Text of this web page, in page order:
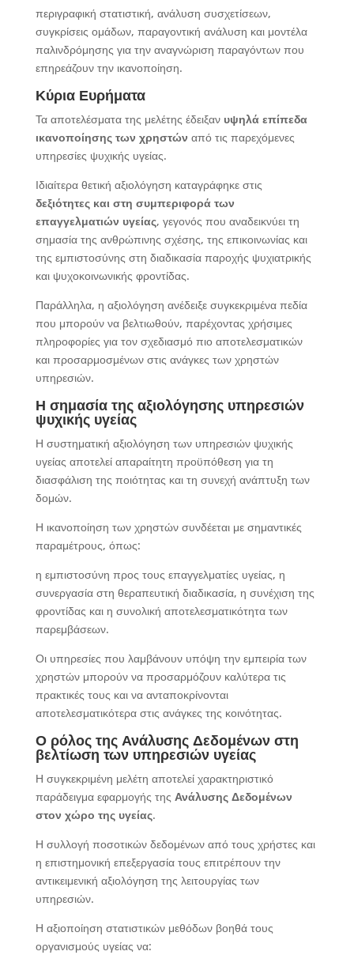
περιγραφική στατιστική, ανάλυση συσχετίσεων,
συγκρίσεις ομάδων, παραγοντική ανάλυση και μοντέλα
παλινδρόμησης για την αναγνώριση παραγόντων που
επηρεάζουν την ικανοποίηση.
Κύρια Ευρήματα
Τα αποτελέσματα της μελέτης έδειξαν υψηλά επίπεδα
ικανοποίησης των χρηστών από τις παρεχόμενες
υπηρεσίες ψυχικής υγείας.
Ιδιαίτερα θετική αξιολόγηση καταγράφηκε στις
δεξιότητες και στη συμπεριφορά των
επαγγελματιών υγείας, γεγονός που αναδεικνύει τη
σημασία της ανθρώπινης σχέσης, της επικοινωνίας και
της εμπιστοσύνης στη διαδικασία παροχής ψυχιατρικής
και ψυχοκοινωνικής φροντίδας.
Παράλληλα, η αξιολόγηση ανέδειξε συγκεκριμένα πεδία
που μπορούν να βελτιωθούν, παρέχοντας χρήσιμες
πληροφορίες για τον σχεδιασμό πιο αποτελεσματικών
και προσαρμοσμένων στις ανάγκες των χρηστών
υπηρεσιών.
Η σημασία της αξιολόγησης υπηρεσιών
ψυχικής υγείας
Η συστηματική αξιολόγηση των υπηρεσιών ψυχικής
υγείας αποτελεί απαραίτητη προϋπόθεση για τη
διασφάλιση της ποιότητας και τη συνεχή ανάπτυξη των
δομών.
Η ικανοποίηση των χρηστών συνδέεται με σημαντικές
παραμέτρους, όπως:
η εμπιστοσύνη προς τους επαγγελματίες υγείας, η
συνεργασία στη θεραπευτική διαδικασία, η συνέχιση της
φροντίδας και η συνολική αποτελεσματικότητα των
παρεμβάσεων.
Οι υπηρεσίες που λαμβάνουν υπόψη την εμπειρία των
χρηστών μπορούν να προσαρμόζουν καλύτερα τις
πρακτικές τους και να ανταποκρίνονται
αποτελεσματικότερα στις ανάγκες της κοινότητας.
Ο ρόλος της Ανάλυσης Δεδομένων στη
βελτίωση των υπηρεσιών υγείας
Η συγκεκριμένη μελέτη αποτελεί χαρακτηριστικό
παράδειγμα εφαρμογής της Ανάλυσης Δεδομένων
στον χώρο της υγείας.
Η συλλογή ποσοτικών δεδομένων από τους χρήστες και
η επιστημονική επεξεργασία τους επιτρέπουν την
αντικειμενική αξιολόγηση της λειτουργίας των
υπηρεσιών.
Η αξιοποίηση στατιστικών μεθόδων βοηθά τους
οργανισμούς υγείας να: